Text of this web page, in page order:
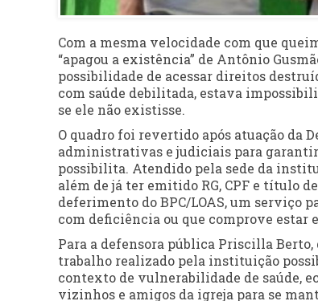
Com a mesma velocidade com que
“apagou a existência” de Antônio
possibilidade de acessar direitos
com saúde debilitada, estava
se ele não existisse.
O quadro foi revertido após atuação da
administrativas e judiciais para garantir
possibilita. Atendido pela sede da
além de já ter emitido RG, CPF e título
deferimento do BPC/LOAS, um serviço
com deficiência ou que comprove estar
Para a defensora pública Priscilla
trabalho realizado pela instituição
contexto de vulnerabilidade de saúde,
vizinhos e amigos da igreja para se